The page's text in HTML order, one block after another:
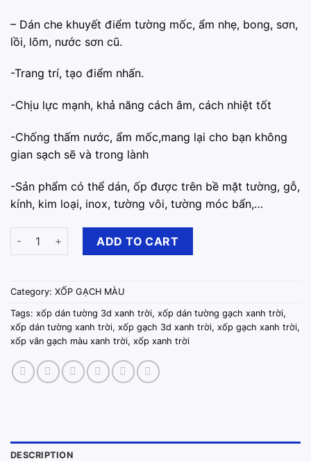
– ️Dán che khuyết điểm tường mốc, ẩm nhẹ, bong, sơn,
lồi, lõm, nước sơn cũ.
-️Trang trí, tạo điểm nhấn.
️-Chịu lực mạnh, khả năng cách âm, cách nhiệt tốt
️-Chống thấm nước, ẩm mốc,mang lại cho bạn không
gian sạch sẽ và trong lành
-️Sản phẩm có thể dán, ốp được trên bề mặt tường, gỗ,
kính, kim loại, inox, tường vôi, tường móc bẩn,…
Xốp Dán Tường 3D Giả Gạch Xanh Trời quantity
ADD TO CART
Category: XỐP GẠCH MÀU
Tags: xốp dán tường 3d xanh trời, xốp dán tường gạch xanh trời,
xốp dán tường xanh trời, xốp gạch 3d xanh trời, xốp gạch xanh trời,
xốp vân gạch màu xanh trời, xốp xanh trời
DESCRIPTION